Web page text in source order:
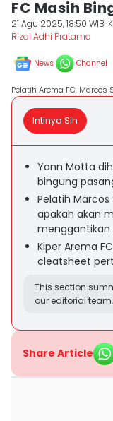
FC Masih
21 Agu 2025, 18:50 WIB
Rizal Adhi Pratama
News Channel
Pelatih Arema FC,
Intinya Sih
Yann Motta
bingung
Pelatih
apakah akan
menggantikan
Kiper Arema
cleatsheet
This section
our editorial team.
Share Article